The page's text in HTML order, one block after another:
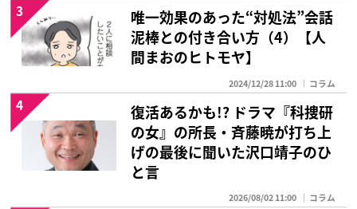
唯一効果のあった“対処法”会話
泥棒との付き合い方（4）【人
間まおのヒトモヤ】
2024/12/28 11:00 コラム
3
復活あるかも!? ドラマ『科捜研
の女』の所長・斉藤暁が打ち上
げの最後に聞いた沢口靖子のひ
と言
2026/08/02 11:00 コラム
4